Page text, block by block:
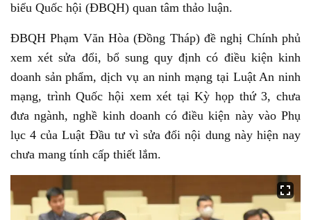
biểu Quốc hội (ĐBQH) quan tâm thảo luận.
ĐBQH Phạm Văn Hòa (Đồng Tháp) đề nghị Chính phủ
xem xét sửa đổi, bổ sung quy định có điều kiện kinh
doanh sản phẩm, dịch vụ an ninh mạng tại Luật An ninh
mạng, trình Quốc hội xem xét tại Kỳ họp thứ 3, chưa
đưa ngành, nghề kinh doanh có điều kiện này vào Phụ
lục 4 của Luật Đầu tư vì sửa đổi nội dung này hiện nay
chưa mang tính cấp thiết lắm.